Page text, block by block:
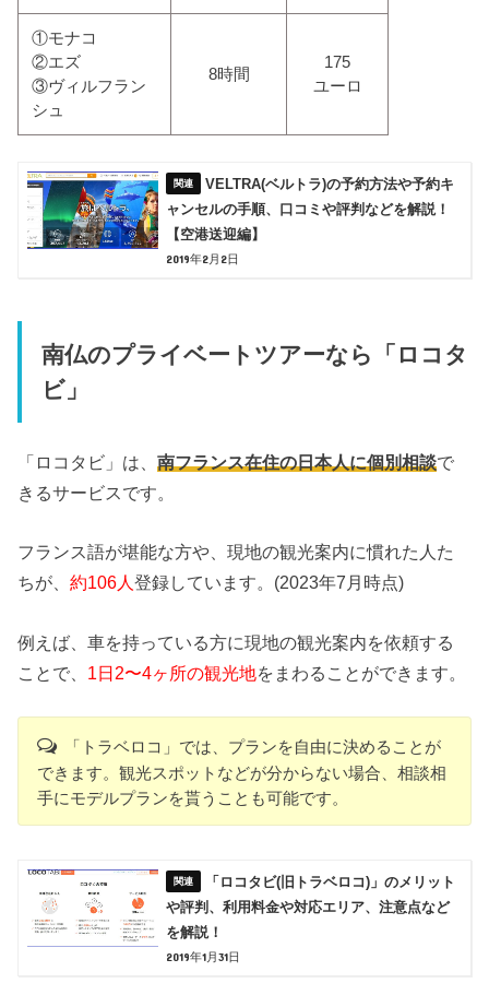
①モナコ
②エズ
③ヴィルフラン
シュ
8時間
175
ユーロ
VELTRA(ベルトラ)の予約方法や予約キ
ャンセルの手順、口コミや評判などを解説！
【空港送迎編】
2019年2月2日
南仏のプライベートツアーなら「ロコタ
ビ」
「ロコタビ」は、南フランス在住の日本人に個別相談で
きるサービスです。
フランス語が堪能な方や、現地の観光案内に慣れた人た
ちが、約106人登録しています。(2023年7月時点)
例えば、車を持っている方に現地の観光案内を依頼する
ことで、 1日2〜4ヶ所の観光地をまわることができます。
「トラベロコ」では、プランを自由に決めることが
できます。観光スポットなどが分からない場合、相談相
手にモデルプランを貰うことも可能です。
「ロコタビ(旧トラベロコ)」のメリット
や評判、利用料金や対応エリア、注意点など
を解説！
2019年1月31日